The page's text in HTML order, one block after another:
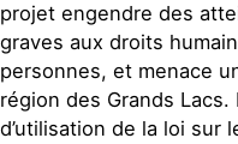
projet engendre des
graves aux droits
personnes, et menace
région des Grands Lacs.
d’utilisation de la loi sur